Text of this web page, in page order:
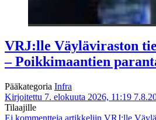
VRJ:lle Väyläviraston
– Poikkimaantien
Pääkategoria Infra
Kirjoitettu 7. elokuuta 2026, 11:19
Tilaajille
Ei kommentteja artikkeliin VRJ:lle